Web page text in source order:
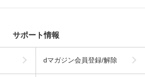
サポート情報
dマガジン会員登録/解除